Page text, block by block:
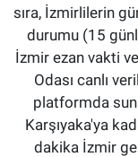
sıra, İzmirlilerin
durumu (15
İzmir ezan vakti
Odası canlı
platformda
Karşıyaka'ya
dakika İzmir